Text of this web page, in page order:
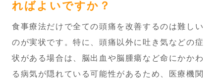
ればよいですか？
食事療法だけで全ての頭痛を改善するのは難しい
のが実状です。特に、頭痛以外に吐き気などの症
状がある場合は、脳出血や脳腫瘍など命にかかわ
る病気が隠れている可能性があるため、医療機関